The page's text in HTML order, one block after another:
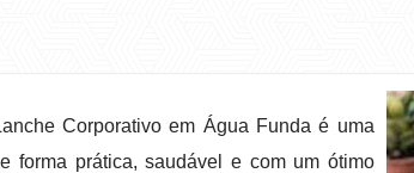
Corporativo em Água Funda é uma
forma prática, saudável e com um ótimo